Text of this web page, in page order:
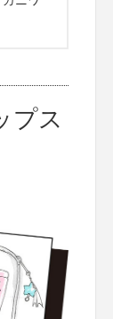
プス